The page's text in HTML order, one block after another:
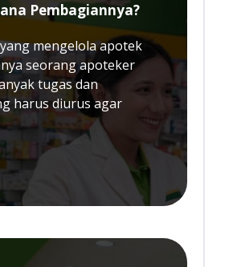
Pembagiannya?
mengelola apotek
seorang apoteker
tugas dan
harus diurus agar